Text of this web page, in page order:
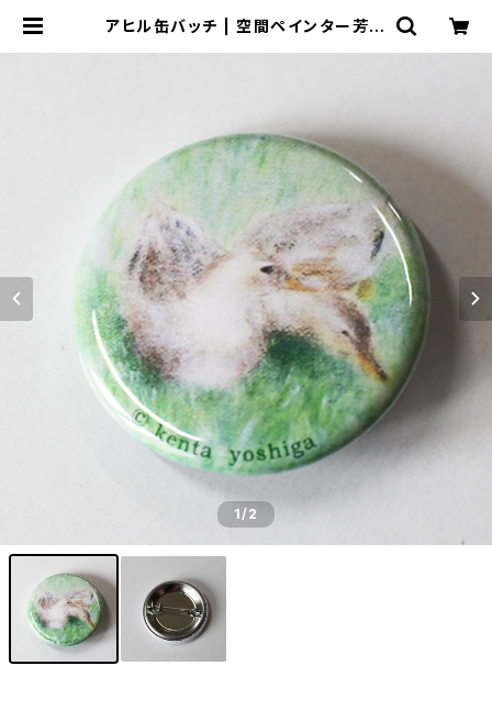
アヒル缶バッチ | 空間ペインター芳賀
1/2